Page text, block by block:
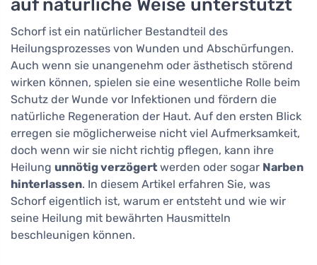
Schorf ist ein natürlicher Bestandteil des
Heilungsprozesses von Wunden und Abschürfungen.
Auch wenn sie unangenehm oder ästhetisch störend
wirken können, spielen sie eine wesentliche Rolle beim
Schutz der Wunde vor Infektionen und fördern die
natürliche Regeneration der Haut. Auf den ersten Blick
erregen sie möglicherweise nicht viel Aufmerksamkeit,
doch wenn wir sie nicht richtig pflegen, kann ihre
Heilung unnötig verzögert werden oder sogar Narben
hinterlassen. In diesem Artikel erfahren Sie, was
Schorf eigentlich ist, warum er entsteht und wie wir
seine Heilung mit bewährten Hausmitteln
beschleunigen können.